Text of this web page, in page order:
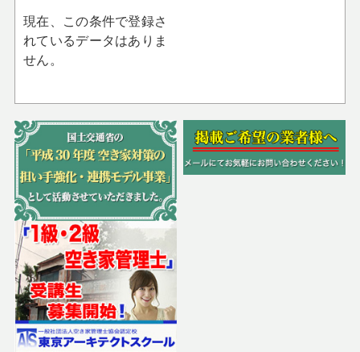
現在、この条件で登録さ
れているデータはありま
せん。